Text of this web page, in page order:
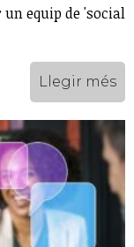
equip de 'social
Llegir més